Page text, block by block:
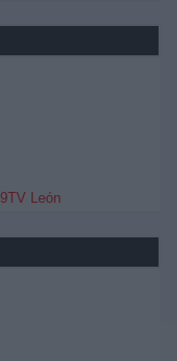
9TV León